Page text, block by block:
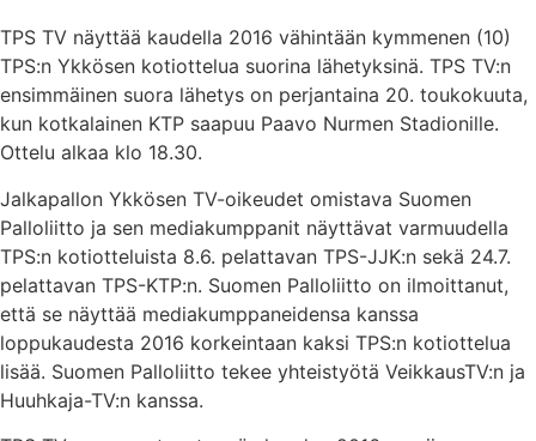
TPS TV näyttää kaudella 2016 vähintään kymmenen (10)
TPS:n Ykkösen kotiottelua suorina lähetyksinä. TPS TV:n
ensimmäinen suora lähetys on perjantaina 20. toukokuuta,
kun kotkalainen KTP saapuu Paavo Nurmen Stadionille.
Ottelu alkaa klo 18.30.
Jalkapallon Ykkösen TV-oikeudet omistava Suomen
Palloliitto ja sen mediakumppanit näyttävat varmuudella
TPS:n kotiotteluista 8.6. pelattavan TPS-JJK:n sekä 24.7.
pelattavan TPS-KTP:n. Suomen Palloliitto on ilmoittanut,
että se näyttää mediakumppaneidensa kanssa
loppukaudesta 2016 korkeintaan kaksi TPS:n kotiottelua
lisää. Suomen Palloliitto tekee yhteistyötä VeikkausTV:n ja
Huuhkaja-TV:n kanssa.